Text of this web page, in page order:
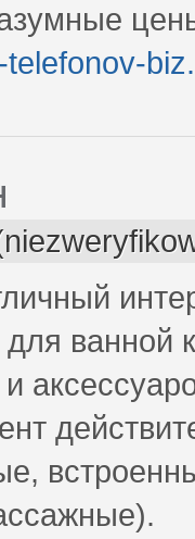
ванной